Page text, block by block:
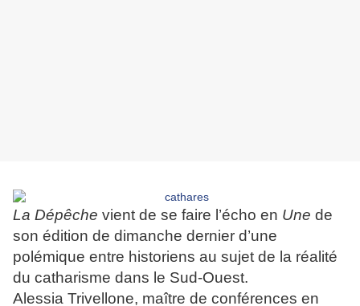
La Dépêche vient de se faire l’écho en Une de
son édition de dimanche dernier d’une
polémique entre historiens au sujet de la réalité
du catharisme dans le Sud-Ouest.
Alessia Trivellone, maître de conférences en